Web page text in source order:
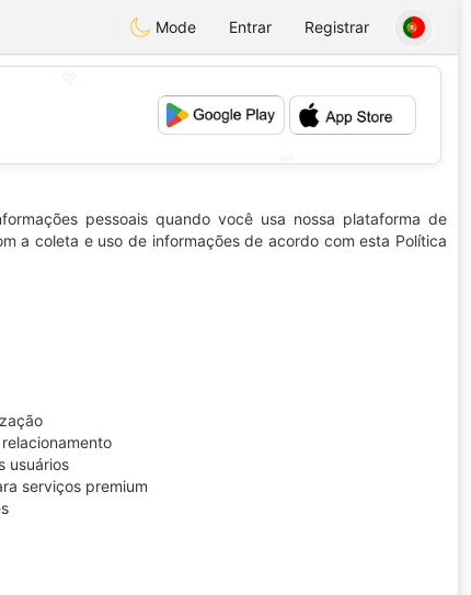
Mode Entrar Registrar
pessoais quando você usa nossa plataforma de
a coleta e uso de informações de acordo com esta Política
usuários
serviços premium